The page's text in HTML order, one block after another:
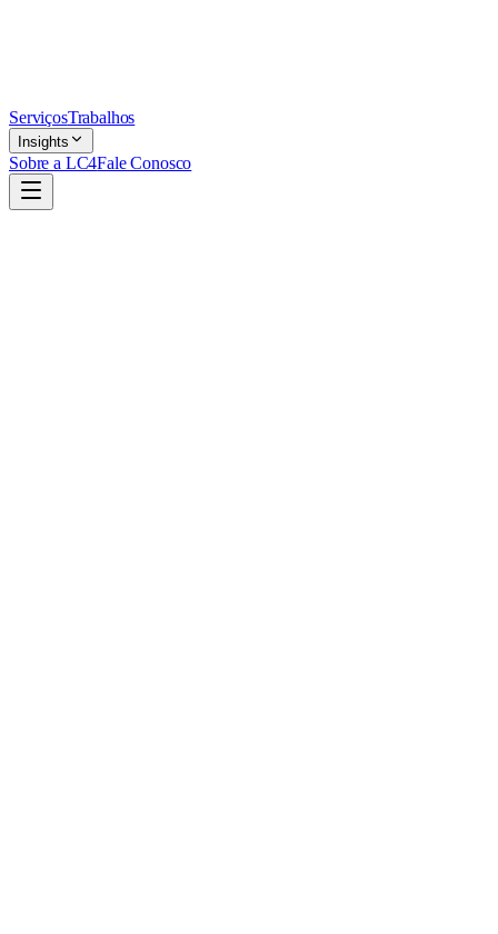
ServiçosTrabalhos
Insights
Sobre a LC4Fale Conosco